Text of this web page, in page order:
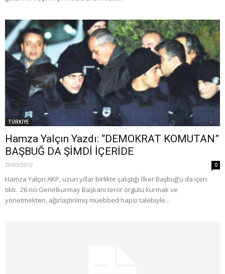
TÜRKİYE
Hamza Yalçın Yazdı: “DEMOKRAT KOMUTAN”
BAŞBUĞ DA ŞİMDİ İÇERİDE
20/03/2012 0
Hamza Yalçın AKP, uzun yıllar birlikte çalıştığı İlker Başbuğ’u da içeri
tıktı. 26 ncı Genelkurmay Başkanı terör örgütü kurmak ve
yönetmekten, ağırlaştırılmış müebbed hapsi talebiyle...